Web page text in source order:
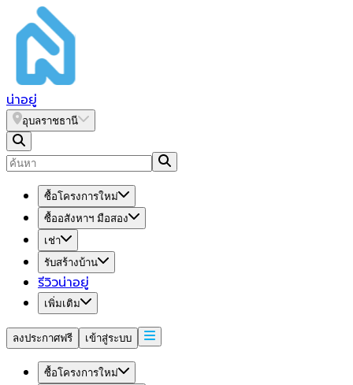
น่าอยู่
อุบลราชธานี
ซื้อโครงการใหม่
ซื้ออสังหาฯ มือสอง
เช่า
รับสร้างบ้าน
รีวิวน่าอยู่
เพิ่มเติม
ลงประกาศฟรี เข้าสู่ระบบ
ซื้อโครงการใหม่